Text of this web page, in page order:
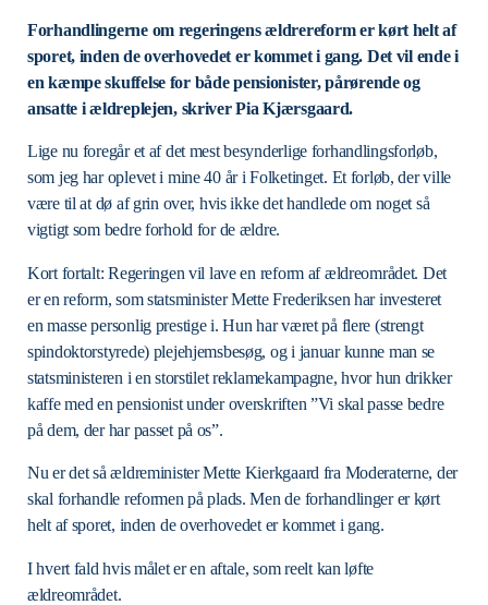
Forhandlingerne om regeringens ældrereform er kørt helt af
sporet, inden de overhovedet er kommet i gang. Det vil ende i
en kæmpe skuffelse for både pensionister, pårørende og
ansatte i ældreplejen, skriver Pia Kjærsgaard.
Lige nu foregår et af det mest besynderlige forhandlingsforløb,
som jeg har oplevet i mine 40 år i Folketinget. Et forløb, der ville
være til at dø af grin over, hvis ikke det handlede om noget så
vigtigt som bedre forhold for de ældre.
Kort fortalt: Regeringen vil lave en reform af ældreområdet. Det
er en reform, som statsminister Mette Frederiksen har investeret
en masse personlig prestige i. Hun har været på flere (strengt
spindoktorstyrede) plejehjemsbesøg, og i januar kunne man se
statsministeren i en storstilet reklamekampagne, hvor hun drikker
kaffe med en pensionist under overskriften ”Vi skal passe bedre
på dem, der har passet på os”.
Nu er det så ældreminister Mette Kierkgaard fra Moderaterne, der
skal forhandle reformen på plads. Men de forhandlinger er kørt
helt af sporet, inden de overhovedet er kommet i gang.
I hvert fald hvis målet er en aftale, som reelt kan løfte
ældreområdet.